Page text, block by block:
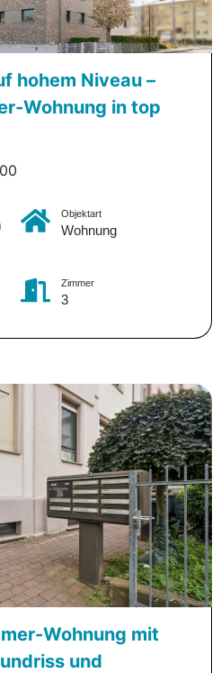
hohem Niveau –
Wohnung in top
Objektart
Wohnung
Zimmer
3
Wohnung mit
und